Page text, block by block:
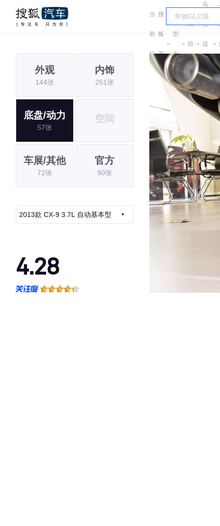
当
前
位
置:
搜
狐
汽
车
＞
车
型
大
＞
马
自
达
＞
马
自
达
(进
口)
＞
外观
144张
内饰
251张
底盘/动力
57张
空间
车展/其他
72张
官方
90张
2013款 CX-9 3.7L 自动基本型
4.28